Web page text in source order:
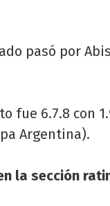
pasó por
fue 6.7.8 con
Argentina).
la sección